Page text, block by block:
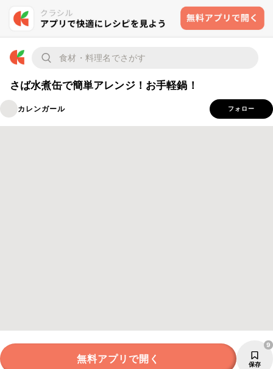
さば水煮缶で簡単アレンジ！お手軽鍋！
カレンガール フォロー
無料アプリで開く 保存
9